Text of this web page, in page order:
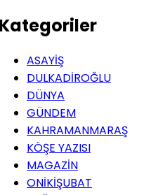
ASAYİŞ
DULKADİROĞLU
DÜNYA
GÜNDEM
KAHRAMANMARAŞ
KÖŞE YAZISI
MAGAZİN
ONİKİŞUBAT